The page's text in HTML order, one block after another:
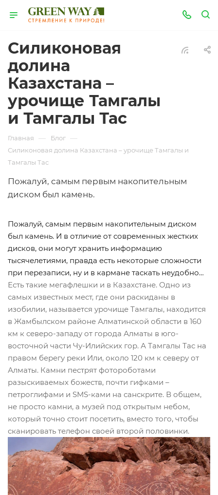
Силиконовая
долина
Казахстана –
урочище Тамгалы
и Тамгалы Тас
Главная — Блог —
Силиконовая долина Казахстана – урочище Тамгалы и
Тамгалы Тас
Пожалуй, самым первым накопительным
диском был камень.
Пожалуй, самым первым накопительным диском
был камень. И в отличие от современных жестких
дисков, они могут хранить информацию
тысячелетиями, правда есть некоторые сложности
при перезаписи, ну и в кармане таскать неудобно…
Есть такие мегафлешки и в Казахстане. Одно из
самых известных мест, где они раскиданы в
изобилии, называется урочище Тамгалы, находится
в Жамбылском районе Алматинской области в 160
км к северо-западу от города Алматы в юго-
восточной части Чу-Илийских гор. А Тамгалы Тас на
правом берегу реки Или, около 120 км к северу от
Алматы. Камни пестрят фотороботами
разыскиваемых божеств, почти гифками –
петроглифами и SMS-ками на санскрите. В общем,
не просто камни, а музей под открытым небом,
который точно стоит посетить, вместо того, чтобы
сканировать телефон своей второй половинки.